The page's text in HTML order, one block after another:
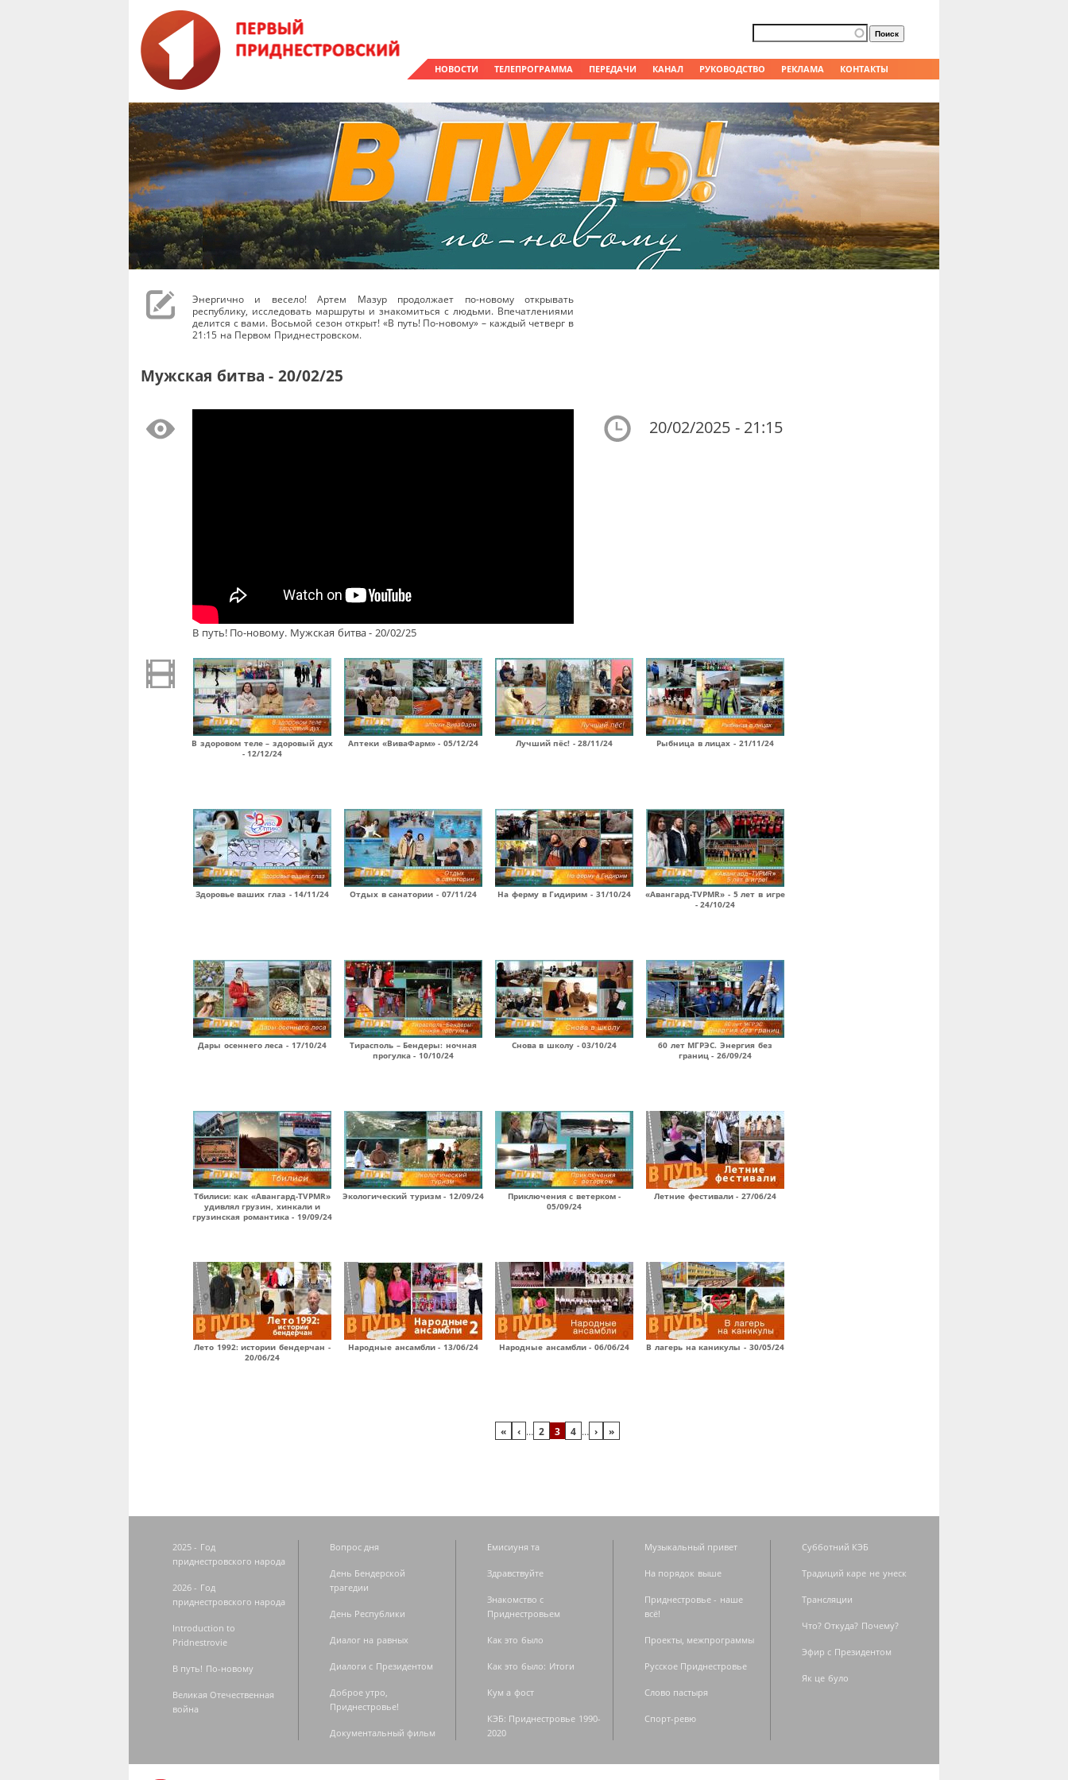
НОВОСТИ ТЕЛЕПРОГРАММА ПЕРЕДАЧИ КАНАЛ РУКОВОДСТВО РЕКЛАМА КОНТАКТЫ
Форма поиска
Поиск
Энергично и весело! Артем Мазур продолжает по-новому открывать
республику, исследовать маршруты и знакомиться с людьми. Впечатлениями
делится с вами. Восьмой сезон открыт! «В путь! По-новому» – каждый четверг в
21:15 на Первом Приднестровском.
Мужская битва - 20/02/25
В путь! По-новому. Мужская битва - 20/02/25
20/02/2025 - 21:15
В здоровом теле – здоровый дух
- 12/12/24
Аптеки «ВиваФарм» - 05/12/24 Лучший пёс! - 28/11/24 Рыбница в лицах - 21/11/24
Здоровье ваших глаз - 14/11/24 Отдых в санатории - 07/11/24 На ферму в Гидирим - 31/10/24
«Авангард-TVPMR» - 5 лет в игре
- 24/10/24
Дары осеннего леса - 17/10/24
Тирасполь – Бендеры: ночная
прогулка - 10/10/24
Снова в школу - 03/10/24
60 лет МГРЭС. Энергия без
границ - 26/09/24
Тбилиси: как «Авангард-TVPMR»
удивлял грузин, хинкали и
грузинская романтика - 19/09/24
Экологический туризм - 12/09/24
Приключения с ветерком -
05/09/24
Летние фестивали - 27/06/24
Лето 1992: истории бендерчан -
20/06/24
Народные ансамбли - 13/06/24 Народные ансамбли - 06/06/24 В лагерь на каникулы - 30/05/24
« ‹ … 2 3 4 … › »
2025 - Год
приднестровского народа
2026 - Год
приднестровского народа
Introduction to
Pridnestrovie
В путь! По-новому
Великая Отечественная
война
Вопрос дня
День Бендерской
трагедии
День Республики
Диалог на равных
Диалоги с Президентом
Доброе утро,
Приднестровье!
Документальный фильм
Емисиуня та
Здравствуйте
Знакомство с
Приднестровьем
Как это было
Как это было: Итоги
Кум а фост
КЭБ: Приднестровье 1990-
2020
Музыкальный привет
На порядок выше
Приднестровье - наше
всё!
Проекты, межпрограммы
Русское Приднестровье
Слово пастыря
Спорт-ревю
Субботний КЭБ
Традиций каре не унеск
Трансляции
Что? Откуда? Почему?
Эфир с Президентом
Як це було